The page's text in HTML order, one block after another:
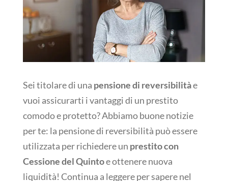
Sei titolare di una pensione di reversibilitàe
vuoi assicurarti i vantaggi di un prestito
comodo e protetto? Abbiamo buone notizie
per te: la pensione di reversibilità può essere
utilizzata per richiedere un prestito con
Cessione del Quintoe ottenere nuova
liquidità! Continua a leggere per sapere nel